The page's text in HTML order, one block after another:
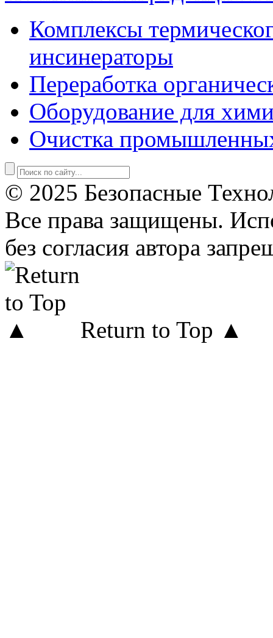
Комплексы
инсинераторы
Переработка
Оборудование для
Очистка
© 2025 Безопасные
Все права защищены.
без согласия автора
Return to Top ▲